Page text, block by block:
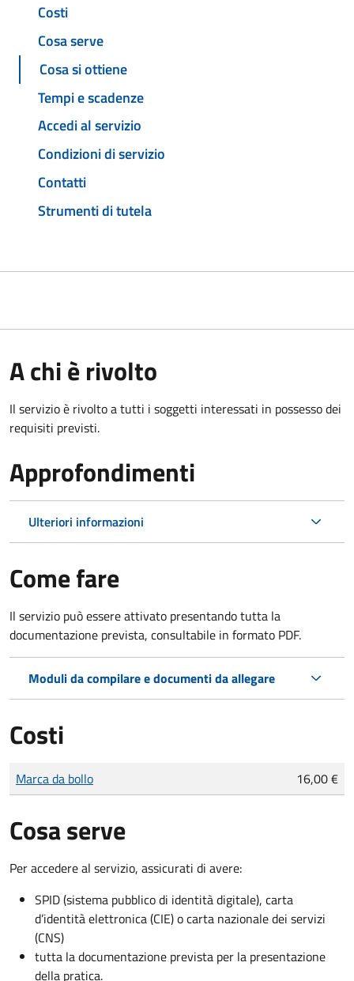
Costi
Cosa serve
Cosa si ottiene
Tempi e scadenze
Accedi al servizio
Condizioni di servizio
Contatti
Strumenti di tutela
A chi è rivolto
Il servizio è rivolto a tutti i soggetti interessati in possesso dei
requisiti previsti.
Approfondimenti
Ulteriori informazioni
Come fare
Il servizio può essere attivato presentando tutta la
documentazione prevista, consultabile in formato PDF.
Moduli da compilare e documenti da allegare
Costi
Tipo di pagamento
Importo
Marca da bollo 16,00 €
Cosa serve
Per accedere al servizio, assicurati di avere:
SPID (sistema pubblico di identità digitale), carta
d’identità elettronica (CIE) o carta nazionale dei servizi
(CNS)
tutta la documentazione prevista per la presentazione
della pratica.